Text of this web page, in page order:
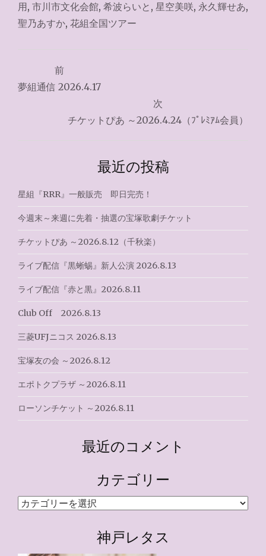
用, 市川市文化会館, 希波らいと , 星空美咲, 永久輝せあ,
聖乃あすか, 花組全国ツアー
稿
シ
ョ
ン
前
夢組通信 2026.4.17
次
チケットぴあ ～2026.4.24（ﾌﾟﾚﾐｱﾑ会員）
最近の投稿
星組『RRR』一般販売 即日完売！
今週末～来週に先着・抽選の宝塚歌劇チケット
チケットぴあ ～2026.8.12（千秋楽）
ライブ配信『黒蜥蜴』新人公演 2026.8.13
ライブ配信『赤と黒』2026.8.11
Club Off 2026.8.13
三菱UFJニコス 2026.8.13
宝塚友の会 ～2026.8.12
エポトクプラザ ～2026.8.11
ローソンチケット ～2026.8.11
最近のコメント
カテゴリー
カ
神戸レタス